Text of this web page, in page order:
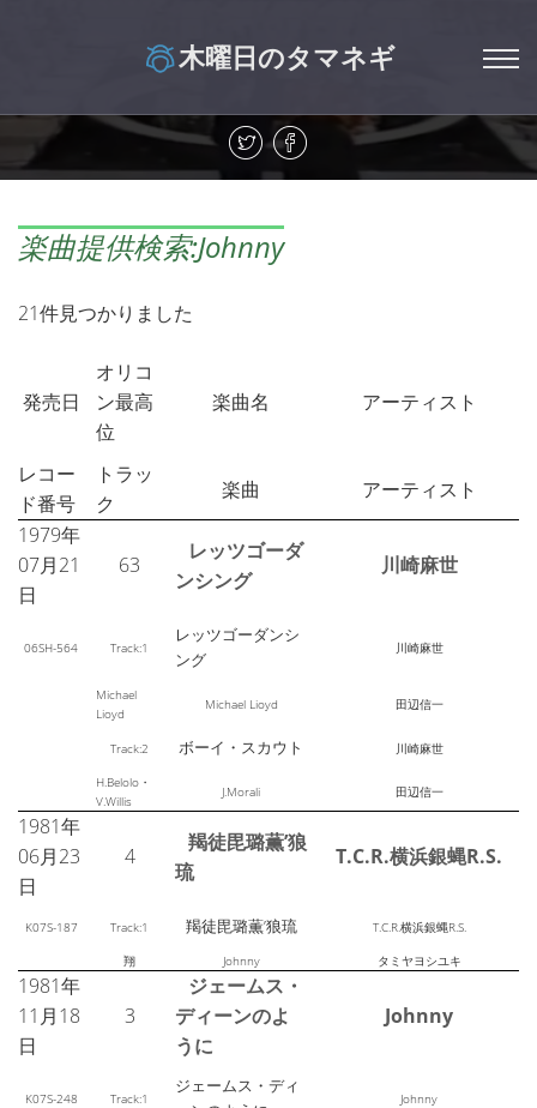
木曜日のタマネギ
楽曲提供検索:Johnny
21件見つかりました
発売日
オリコ
ン最高
位
楽曲名 アーティスト
レコー
ド番号
トラッ
ク
楽曲
アーティスト
1979年
07月21
日
63
レッツゴーダ
ンシング
川崎麻世
06SH-564 Track:1
レッツゴーダンシ
ング
川崎麻世
Michael
Lioyd
Michael Lioyd 田辺信一
Track:2 ボーイ・スカウト 川崎麻世
H.Belolo・
V.Willis
J.Morali 田辺信一
1981年
06月23
日
4
羯徒毘璐薫’狼
琉
T.C.R.横浜銀蝿R.S.
K07S-187 Track:1 羯徒毘璐薫’狼琉 T.C.R.横浜銀蝿R.S.
翔 Johnny タミヤヨシユキ
1981年
11月18
日
3
ジェームス・
ディーンのよ
うに
Johnny
K07S-248 Track:1
ジェームス・ディ
Johnny